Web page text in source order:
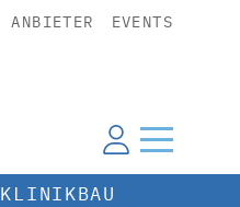
ANBIETER EVENTS
KLINIKBAU